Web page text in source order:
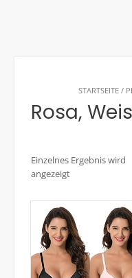
STARTSEITE /
Rosa,
Einzelnes Ergebnis wird
angezeigt